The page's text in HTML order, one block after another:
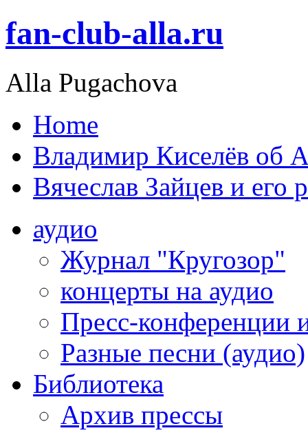
fan-club-alla.ru
Alla Pugachova
Home
Владимир Киселёв об
Вячеслав Зайцев и его
аудио
Журнал "Кругозор"
концерты на аудио
Пресс-конференции
Разные песни (аудио)
Библиотека
Архив прессы